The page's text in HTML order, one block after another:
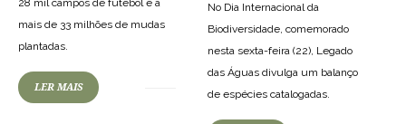
28 mil campos de futebol e a
mais de 33 milhões de mudas
plantadas.
LER MAIS
No Dia Internacional da
Biodiversidade, comemorado
nesta sexta-feira (22), Legado
das Águas divulga um balanço
de espécies catalogadas.